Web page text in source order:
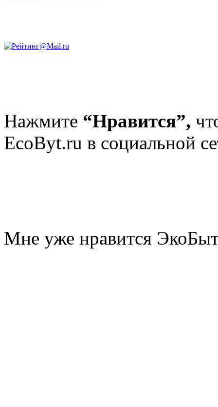
Нажмите “Нравится”,
EcoByt.ru в социальной
Мне уже нравится